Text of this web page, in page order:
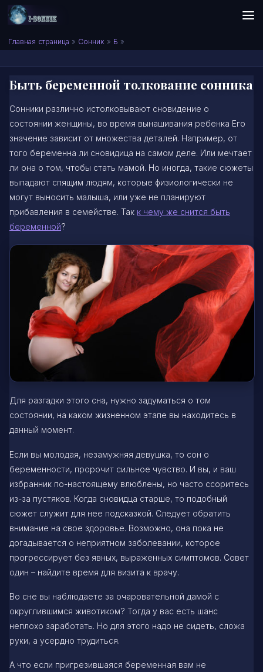
Skip to content
Сонник I-SONNIK.COM
Главная страница » Сонник » Б »
Быть беременной толкование сонника
Сонники различно истолковывают сновидение о
состоянии женщины, во время вынашивания ребенка Его
значение зависит от множества деталей. Например, от
того беременна ли сновидица на самом деле. Или мечтает
ли она о том, чтобы стать мамой. Но иногда, такие сюжеты
выпадают спящим людям, которые физиологически не
могут выносить малыша, или уже не планируют
прибавления в семействе. Так к чему же снится быть
беременной?
Для разгадки этого сна, нужно задуматься о том
состоянии, на каком жизненном этапе вы находитесь в
данный момент.
Если вы молодая, незамужняя девушка, то сон о
беременности, пророчит сильное чувство. И вы, и ваш
избранник по-настоящему влюблены, но часто ссоритесь
из-за пустяков. Когда сновидца старше, то подобный
сюжет служит для нее подсказкой. Следует обратить
внимание на свое здоровье. Возможно, она пока не
догадывается о неприятном заболевании, которое
прогрессирует без явных, выраженных симптомов. Совет
один – найдите время для визита к врачу.
Во сне вы наблюдаете за очаровательной дамой с
округлившимся животиком? Тогда у вас есть шанс
неплохо заработать. Но для этого надо не сидеть, сложа
руки, а усердно трудиться.
А что если пригрезившаяся беременная вам не